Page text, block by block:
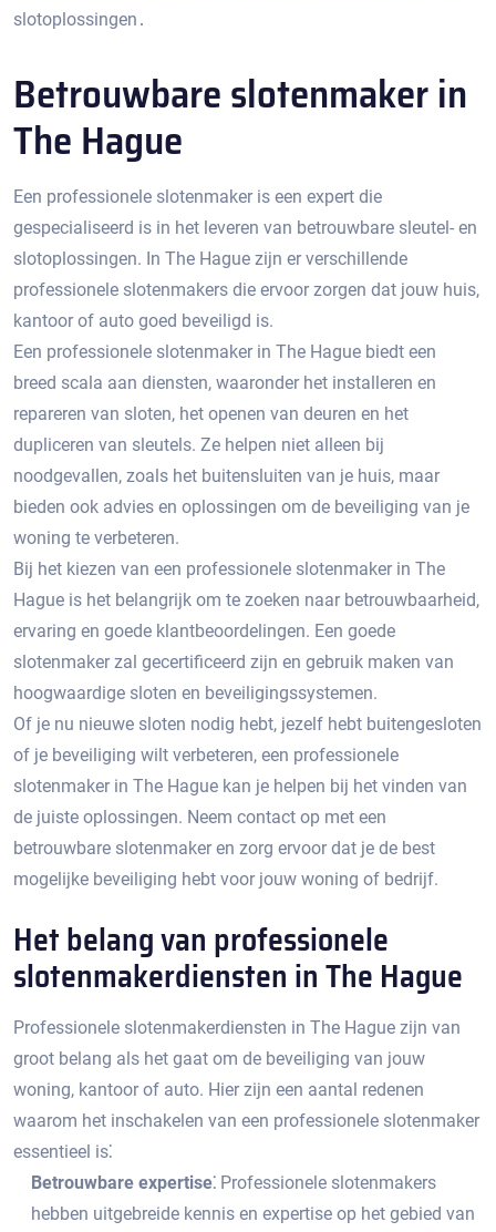
slotoplossingen․
Betrouwbare slotenmaker in
The Hague
Een professionele slotenmaker is een expert die
gespecialiseerd is in het leveren van betrouwbare sleutel- en
slotoplossingen. In The Hague zijn er verschillende
professionele slotenmakers die ervoor zorgen dat jouw huis,
kantoor of auto goed beveiligd is.​
Een professionele slotenmaker in The Hague biedt een
breed scala aan diensten, waaronder het installeren en
repareren van sloten, het openen van deuren en het
dupliceren van sleutels. Ze helpen niet alleen bij
noodgevallen, zoals het buitensluiten van je huis, maar
bieden ook advies en oplossingen om de beveiliging van je
woning te verbeteren.​
Bij het kiezen van een professionele slotenmaker in The
Hague is het belangrijk om te zoeken naar betrouwbaarheid,
ervaring en goede klantbeoordelingen.​ Een goede
slotenmaker zal gecertificeerd zijn en gebruik maken van
hoogwaardige sloten en beveiligingssystemen.​
Of je nu nieuwe sloten nodig hebt, jezelf hebt buitengesloten
of je beveiliging wilt verbeteren, een professionele
slotenmaker in The Hague kan je helpen bij het vinden van
de juiste oplossingen.​ Neem contact op met een
betrouwbare slotenmaker en zorg ervoor dat je de best
mogelijke beveiliging hebt voor jouw woning of bedrijf.​
Het belang van professionele
slotenmakerdiensten in The Hague
Professionele slotenmakerdiensten in The Hague zijn van
groot belang als het gaat om de beveiliging van jouw
woning, kantoor of auto.​ Hier zijn een aantal redenen
waarom het inschakelen van een professionele slotenmaker
essentieel is⁚
Betrouwbare expertise⁚ Professionele slotenmakers
hebben uitgebreide kennis en expertise op het gebied van